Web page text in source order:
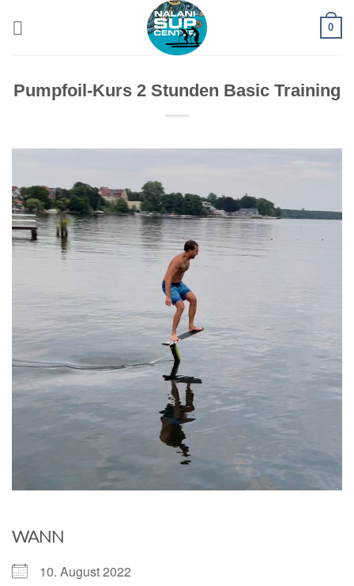
0
Pumpfoil-Kurs 2 Stunden Basic Training
WANN
10. August 2022